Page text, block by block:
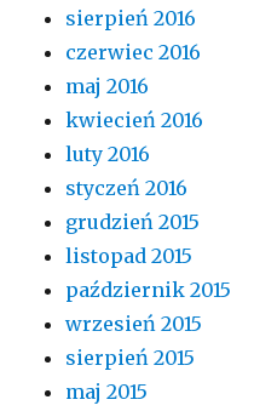
sierpień 2016
czerwiec 2016
maj 2016
kwiecień 2016
luty 2016
styczeń 2016
grudzień 2015
listopad 2015
październik 2015
wrzesień 2015
sierpień 2015
maj 2015